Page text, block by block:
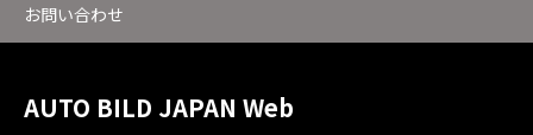
お問い合わせ
AUTO BILD JAPAN Web